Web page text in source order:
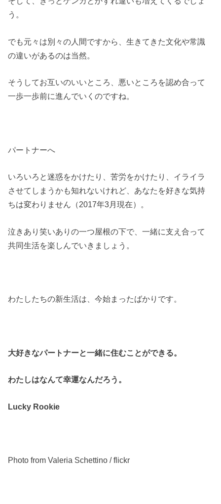
う。
でも元々は別々の人間ですから、生きてきた文化や常識
の違いがあるのは当然。
そうしてお互いのいいところ、悪いところを認め合って
一歩一歩前に進んでいくのですね。
パートナーへ
いろいろと迷惑をかけたり、苦労をかけたり、イライラ
させてしまうかも知れないけれど、あなたを好きな気持
ちは変わりません（2017年3月現在）。
泣きあり笑いありの一つ屋根の下で、一緒に支え合って
共同生活を楽しんでいきましょう。
わたしたちの新生活は、今始まったばかりです。
大好きなパートナーと一緒に住むことができる。
わたしはなんて幸運なんだろう。
Lucky Rookie
Photo from Valeria Schettino / flickr